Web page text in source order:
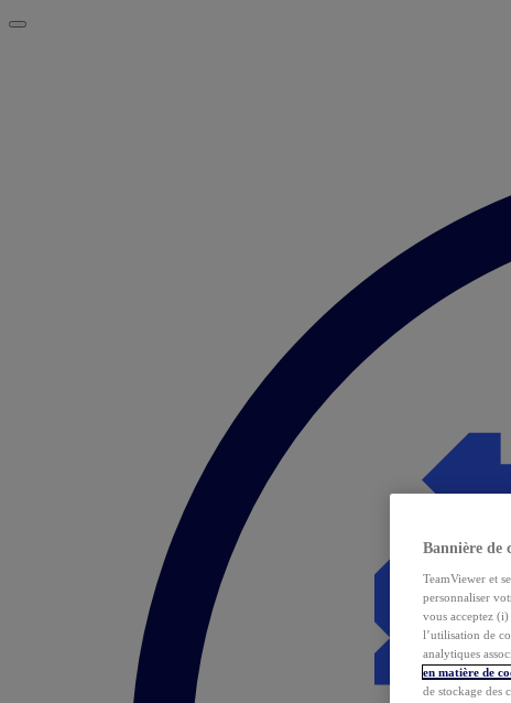
Bannière de
TeamViewer et
personnaliser
vous acceptez
l’utilisation de
analytiques
en matière de
de stockage des